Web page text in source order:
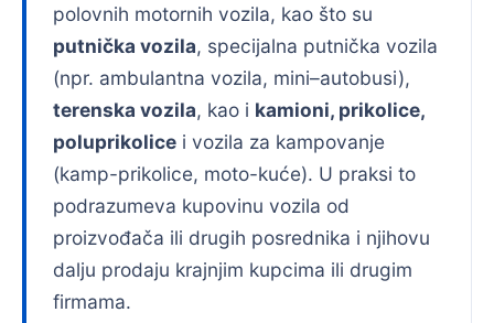
polovnih motornih vozila, kao što su
putnička vozila, specijalna putnička vozila
(npr. ambulantna vozila, mini–autobusi),
terenska vozila, kao i kamioni, prikolice,
poluprikolice i vozila za kampovanje
(kamp-prikolice, moto-kuće). U praksi to
podrazumeva kupovinu vozila od
proizvođača ili drugih posrednika i njihovu
dalju prodaju krajnjim kupcima ili drugim
firmama.